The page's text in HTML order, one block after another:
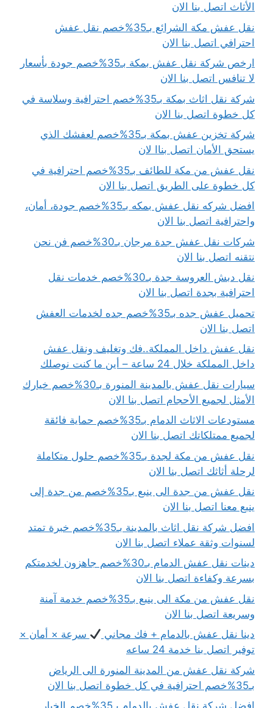
الأثاث اتصل بنا الان
نقل عفش مكة الشرائع بـ35%خصم نقل عفش
احترافي اتصل بنا الان
ارخص شركة نقل عفش بمكة بـ35%خصم جودة بأسعار
لا تنافس اتصل بنا الان
شركة نقل اثاث بمكة بـ35%خصم احترافية وسلاسة في
كل خطوة اتصل بنا الان
شركة تخزين عفش بمكة بـ35%خصم لعفشك الذي
يستحق الأمان اتصل بناا لان
نقل عفش من مكة للطائف بـ35%خصم احترافية في
كل خطوة على الطريق اتصل بنا الان
افضل شركه نقل عفش بمكه بـ35%خصم جودة، أمان،
واحترافية اتصل بنا الان
شركات نقل عفش جدة مرجان بـ30%خصم فن نحن
نتقنه اتصل بنا الان
نقل دبش العروسة جدة بـ30%خصم خدمات نقل
احترافية بجدة اتصل بنا الان
تحميل عفش جده بـ35%خصم جده لخدمات العفش
اتصل بنا الان
نقل عفش داخل المملكة..فك وتغليف ونقل عفش
داخل المملكة خلال 24 ساعة – أين ما كنت نوصلك
سيارات نقل عفش بالمدينة المنورة بـ30%خصم خيارك
الأمثل لجميع الأحجام اتصل بنا الان
مستودعات الاثاث الدمام بـ35%خصم حماية فائقة
لجميع ممتلكاتك اتصل بنا الان
نقل عفش من مكة لجدة بـ35%خصم حلول متكاملة
لرحلة أثاثك اتصل بنا الان
نقل عفش من جدة الى ينبع بـ35%خصم من جدة إلى
ينبع معنا اتصل بنا الان
افضل شركة نقل اثاث بالمدينة بـ35%خصم خبرة تمتد
لسنوات وثقة عملاء اتصل بنا الان
دينات نقل عفش الدمام بـ30%خصم جاهزون لخدمتكم
بسرعة وكفاءة اتصل بنا الان
نقل عفش من مكة الى ينبع بـ35%خصم خدمة آمنة
وسريعة اتصل بنا الان
دينا نقل عفش بالدمام + فك مجاني
سرعة × أمان ×
توفير اتصل بنا خدمة 24 ساعه
شركة نقل عفش من المدينة المنورة الى الرياض
بـ35%خصم احترافية في كل خطوة اتصل بنا الان